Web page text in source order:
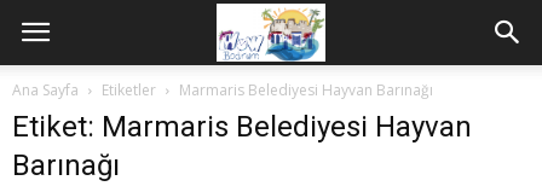
Ana Sayfa Etiketler Marmaris Belediyesi Hayvan Barınağı
Etiket: Marmaris Belediyesi Hayvan
Barınağı